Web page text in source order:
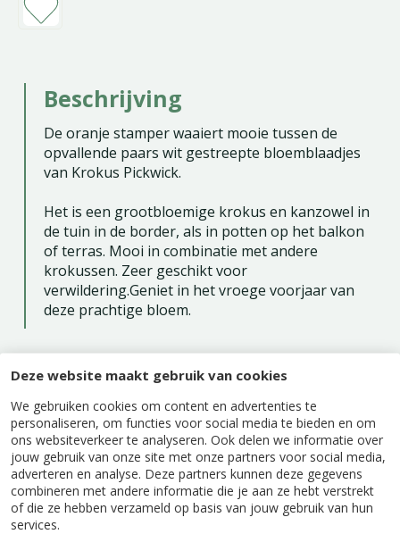
Deze website maakt gebruik van cookies
We gebruiken cookies om content en advertenties te
personaliseren, om functies voor social media te bieden en om
ons websiteverkeer te analyseren. Ook delen we informatie over
jouw gebruik van onze site met onze partners voor social media,
adverteren en analyse. Deze partners kunnen deze gegevens
combineren met andere informatie die je aan ze hebt verstrekt
of die ze hebben verzameld op basis van jouw gebruik van hun
services.
Beschrijving
De oranje stamper waaiert mooie tussen de
opvallende paars wit gestreepte bloemblaadjes
van Krokus Pickwick.
Het is een grootbloemige krokus en kanzowel in
de tuin in de border, als in potten op het balkon
of terras. Mooi in combinatie met andere
krokussen. Zeer geschikt voor
verwildering.Geniet in het vroege voorjaar van
deze prachtige bloem.
Specificaties
EAN code 8712438515255
Latijnse naam Crocus